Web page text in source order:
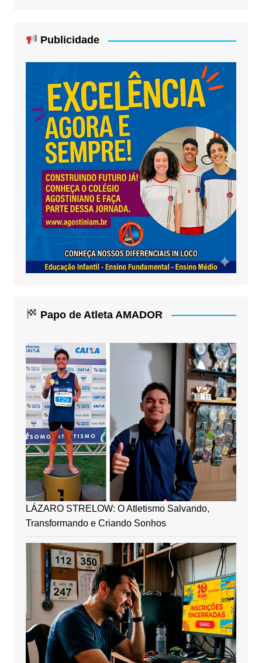
Publicidade
Papo de Atleta AMADOR
LÁZARO STRELOW: O Atletismo Salvando,
Transformando e Criando Sonhos